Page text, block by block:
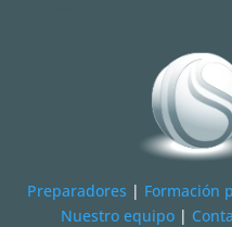
Preparadores | Formación
Nuestro equipo|